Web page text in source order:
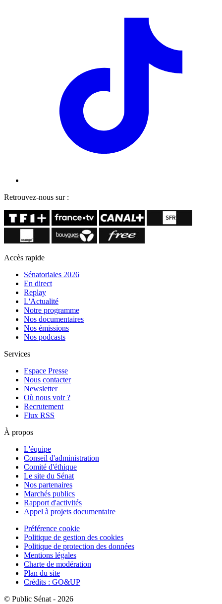
Retrouvez-nous sur :
Accès rapide
Sénatoriales 2026
En direct
Replay
L'Actualité
Notre programme
Nos documentaires
Nos émissions
Nos podcasts
Services
Espace Presse
Nous contacter
Newsletter
Où nous voir ?
Recrutement
Flux RSS
À propos
L'équipe
Conseil d'administration
Comité d'éthique
Le site du Sénat
Nos partenaires
Marchés publics
Rapport d'activités
Appel à projets documentaire
Préférence cookie
Politique de gestion des cookies
Politique de protection des données
Mentions légales
Charte de modération
Plan du site
Crédits : GO&UP
© Public Sénat - 2026